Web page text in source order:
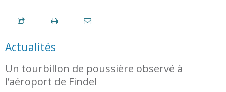
Actualités
Un tourbillon de poussière observé à
l’aéroport de Findel